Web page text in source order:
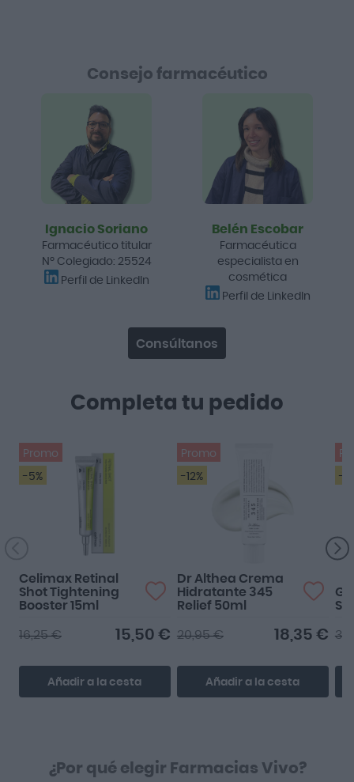
Completa tu pedido
Promo
-5%
Celimax Retinal
Shot Tightening
Booster 15ml
15,50 €
16,25 €
Añadir a la cesta
Promo
-12%
Dr Althea Crema
Hidratante 345
Relief 50ml
18,35 €
20,95 €
Añadir a la cesta
-
Consejo farmacéutico
Ignacio Soriano
Farmacéutico titular
Nº Colegiado: 25524
Perfil de LinkedIn
Belén Escobar
Farmacéutica
especialista en
cosmética
Perfil de LinkedIn
Consúltanos
¿Por qué elegir Farmacias Vivo?